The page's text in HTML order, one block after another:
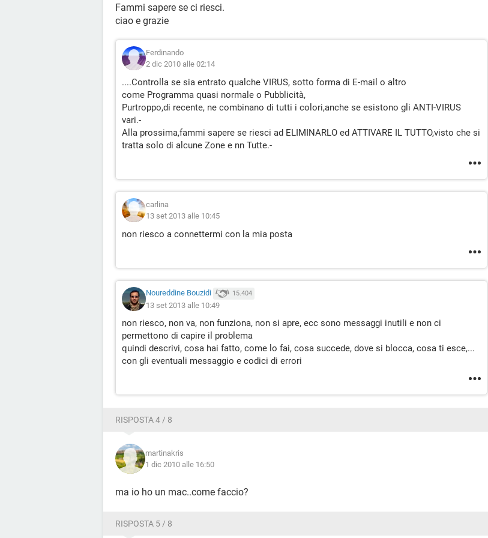
Fammi sapere se ci riesci.
ciao e grazie
Ferdinando
2 dic 2010 alle 02:14
....Controlla se sia entrato qualche VIRUS, sotto forma di E-mail o altro
come Programma quasi normale o Pubblicità,
Purtroppo,di recente, ne combinano di tutti i colori,anche se esistono gli ANTI-VIRUS
vari.-
Alla prossima,fammi sapere se riesci ad ELIMINARLO ed ATTIVARE IL TUTTO,visto che si
tratta solo di alcune Zone e nn Tutte.-
carlina
13 set 2013 alle 10:45
non riesco a connettermi con la mia posta
Noureddine Bouzidi 15.404
13 set 2013 alle 10:49
non riesco, non va, non funziona, non si apre, ecc sono messaggi inutili e non ci
permettono di capire il problema
quindi descrivi, cosa hai fatto, come lo fai, cosa succede, dove si blocca, cosa ti esce,...
con gli eventuali messaggio e codici di errori
RISPOSTA 4 / 8
martinakris
1 dic 2010 alle 16:50
ma io ho un mac..come faccio?
RISPOSTA 5 / 8